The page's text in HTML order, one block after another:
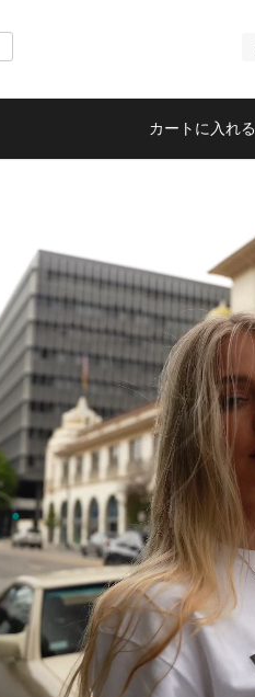
カートに入れる